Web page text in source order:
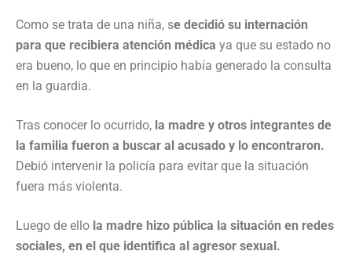
Como se trata de una niña, se decidió su internación
para que recibiera atención médica ya que su estado no
era bueno, lo que en principio había generado la consulta
en la guardia.
Tras conocer lo ocurrido, la madre y otros integrantes de
la familia fueron a buscar al acusado y lo encontraron.
Debió intervenir la policía para evitar que la situación
fuera más violenta.
Luego de ello la madre hizo pública la situación en redes
sociales, en el que identifica al agresor sexual.